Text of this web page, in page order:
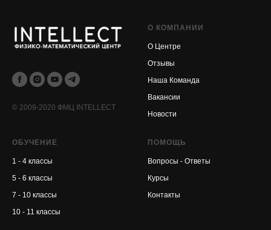
© 2009-2020 ФМЦ INTELLECT
О КОМПАНИИ
О Центре
Отзывы
Наша Команда
Вакансии
Новости
ОБУЧЕНИЕ
1 - 4 классы
5 - 6 классы
7 - 10 классы
10 - 11 классы
ПОМОЩЬ
Вопросы - Ответы
Курсы
Контакты